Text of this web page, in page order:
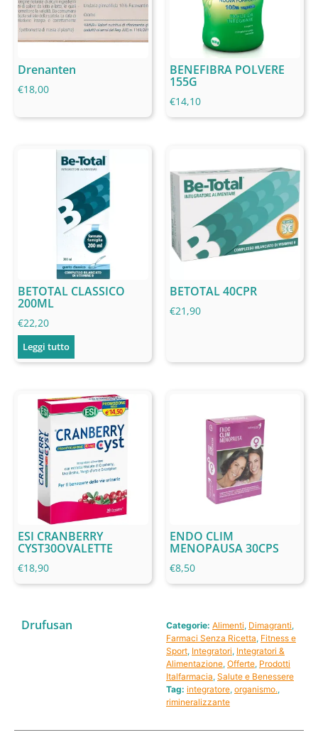
Drenanten
€18,00
BENEFIBRA POLVERE
155G
€14,10
BETOTAL CLASSICO
200ML
€22,20
Leggi tutto
BETOTAL 40CPR
€21,90
ESI CRANBERRY
CYST30OVALETTE
€18,90
ENDO CLIM
MENOPAUSA 30CPS
€8,50
Drufusan Categorie: Alimenti, Dimagranti,
Farmaci Senza Ricetta, Fitness e
Sport, Integratori, Integratori &
Alimentazione, Offerte, Prodotti
Italfarmacia, Salute e Benessere
Tag: integratore, organismo.,
rimineralizzante